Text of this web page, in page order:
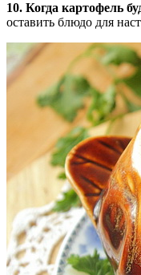
10. Когда картофель
оставить блюдо для